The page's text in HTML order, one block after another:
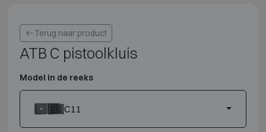
Terug naar product
ATB C pistoolkluis
Model in de reeks
C11